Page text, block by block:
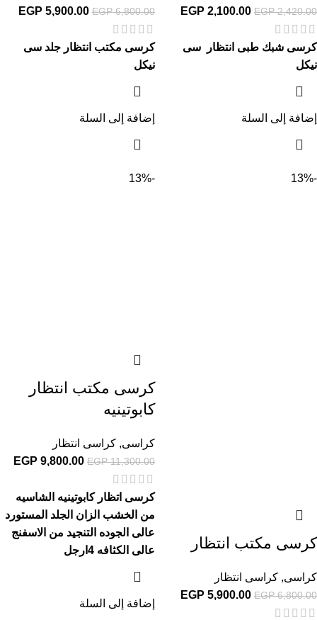
EGP2,420.00
EGP 2,100.00
كرسى شبك طبى انتظار سى
نيكل
إضافة إلى السلة
EGP6,800.00
EGP 5,900.00
كرسى مكتب انتظار جلد سى
نيكل
إضافة إلى السلة
-13%
كرسى مكتب انتظار
كراسى, كراسى انتظار
EGP6,800.00
EGP 5,900.00
-13%
كرسى مكتب انتظار
كابوتينيه
كراسى, كراسى انتظار
EGP11,300.00
EGP 9,800.00
كرسى اتظار كابوتينيه الشاسيه
من الخشب الزان الجلد المستورد
عالى الجوده التنجيد من الاسفنج
عالى الكثافه 4ارجل
إضافة إلى السلة